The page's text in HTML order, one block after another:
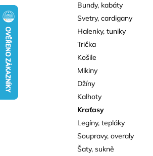
Bundy, kabáty
Svetry, cardigany
Halenky, tuniky
Trička
Košile
Mikiny
Džíny
Kalhoty
Kraťasy
Legíny, tepláky
Soupravy, overaly
Šaty, sukně